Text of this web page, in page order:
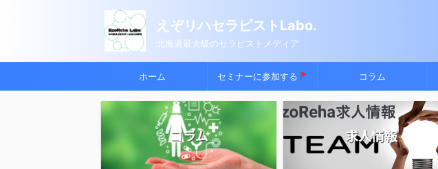
えぞリハセラピストLabo.
北海道最大級のセラピストメディア
ホーム セミナーに参加する コラム
コラム 求人情報